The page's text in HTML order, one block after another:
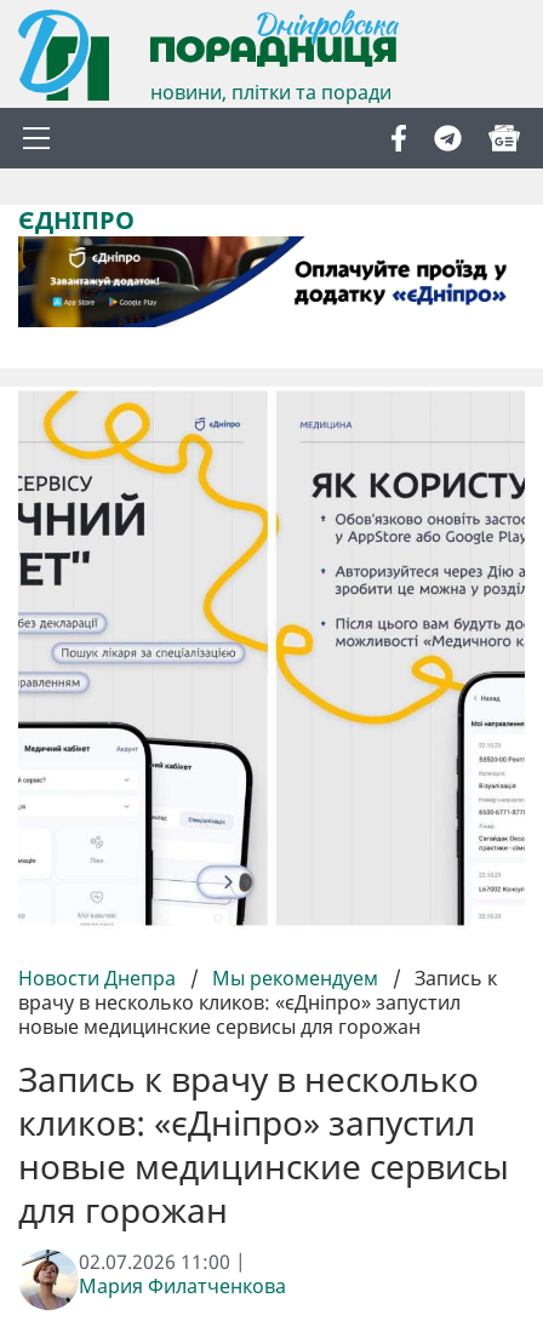
новини, плітки та поради
ЄДНІПРО
Новости Днепра / Мы рекомендуем / Запись к
врачу в несколько кликов: «єДніпро» запустил
новые медицинские сервисы для горожан
Запись к врачу в несколько
кликов: «єДніпро» запустил
новые медицинские сервисы
для горожан
02.07.2026 11:00 |
Мария Филатченкова